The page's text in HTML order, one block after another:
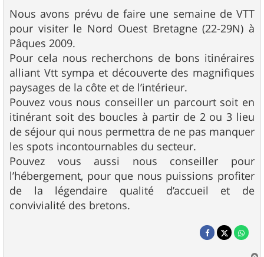
s
s
a
g
e
Nous avons prévu de faire une semaine de VTT
pour visiter le Nord Ouest Bretagne (22-29N) à
Pâques 2009.
Pour cela nous recherchons de bons itinéraires
alliant Vtt sympa et découverte des magnifiques
paysages de la côte et de l’intérieur.
Pouvez vous nous conseiller un parcourt soit en
itinérant soit des boucles à partir de 2 ou 3 lieu
de séjour qui nous permettra de ne pas manquer
les spots incontournables du secteur.
Pouvez vous aussi nous conseiller pour
l’hébergement, pour que nous puissions profiter
de la légendaire qualité d’accueil et de
convivialité des bretons.